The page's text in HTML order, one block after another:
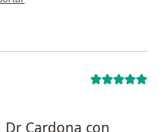
Cardona con